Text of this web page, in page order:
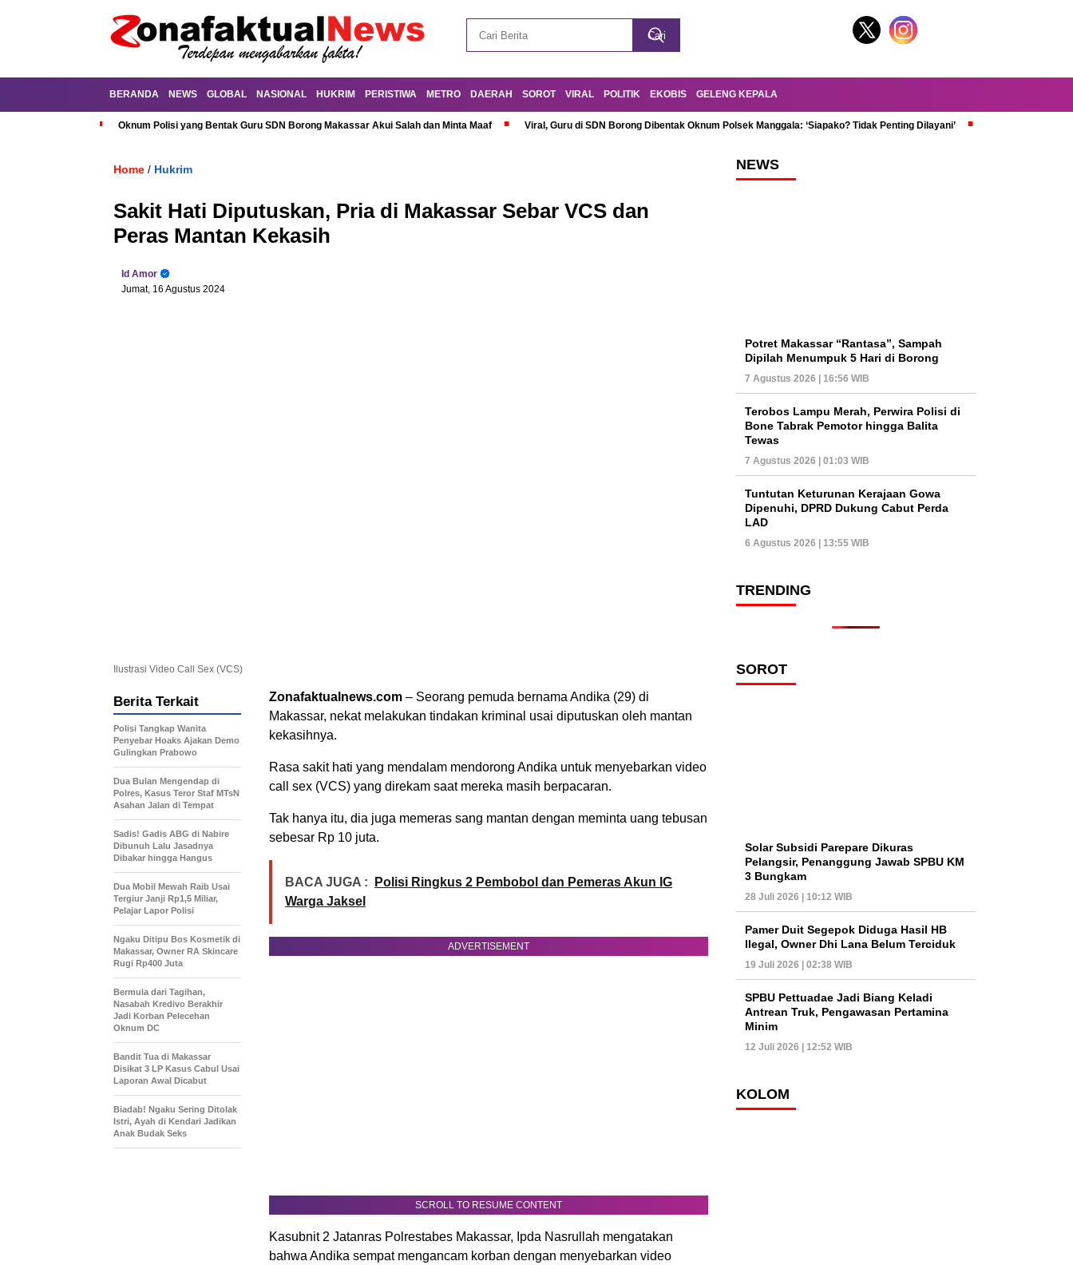
BERANDA NEWS GLOBAL NASIONAL HUKRIM PERISTIWA METRO DAERAH SOROT VIRAL POLITIK EKOBIS GELENG KEPALA
Oknum Polisi yang Bentak Guru SDN Borong Makassar Akui Salah dan Minta Maaf Viral, Guru di SDN Borong Dibentak Oknum Polsek Manggala: ‘Siapako? Tidak Penting Dilayani’
Home / Hukrim
Sakit Hati Diputuskan, Pria di Makassar Sebar VCS dan
Peras Mantan Kekasih
Id Amor
Jumat, 16 Agustus 2024
Ilustrasi Video Call Sex (VCS)
Zonafaktualnews.com – Seorang pemuda bernama Andika (29) di
Makassar, nekat melakukan tindakan kriminal usai diputuskan oleh mantan
kekasihnya.
Rasa sakit hati yang mendalam mendorong Andika untuk menyebarkan video
call sex (VCS) yang direkam saat mereka masih berpacaran.
Tak hanya itu, dia juga memeras sang mantan dengan meminta uang tebusan
sebesar Rp 10 juta.
BACA JUGA :
Polisi Ringkus 2 Pembobol dan Pemeras Akun IG
Warga Jaksel
ADVERTISEMENT
SCROLL TO RESUME CONTENT
Kasubnit 2 Jatanras Polrestabes Makassar, Ipda Nasrullah mengatakan
bahwa Andika sempat mengancam korban dengan menyebarkan video
Berita Terkait
Polisi Tangkap Wanita
Penyebar Hoaks Ajakan Demo
Gulingkan Prabowo
Dua Bulan Mengendap di
Polres, Kasus Teror Staf MTsN
Asahan Jalan di Tempat
Sadis! Gadis ABG di Nabire
Dibunuh Lalu Jasadnya
Dibakar hingga Hangus
Dua Mobil Mewah Raib Usai
Tergiur Janji Rp1,5 Miliar,
Pelajar Lapor Polisi
Ngaku Ditipu Bos Kosmetik di
Makassar, Owner RA Skincare
Rugi Rp400 Juta
Bermula dari Tagihan,
Nasabah Kredivo Berakhir
Jadi Korban Pelecehan
Oknum DC
Bandit Tua di Makassar
Disikat 3 LP Kasus Cabul Usai
Laporan Awal Dicabut
Biadab! Ngaku Sering Ditolak
Istri, Ayah di Kendari Jadikan
Anak Budak Seks
NEWS
Potret Makassar “Rantasa”, Sampah
Dipilah Menumpuk 5 Hari di Borong
7 Agustus 2026 | 16:56 WIB
Terobos Lampu Merah, Perwira Polisi di
Bone Tabrak Pemotor hingga Balita
Tewas
7 Agustus 2026 | 01:03 WIB
Tuntutan Keturunan Kerajaan Gowa
Dipenuhi, DPRD Dukung Cabut Perda
LAD
6 Agustus 2026 | 13:55 WIB
TRENDING
SOROT
Solar Subsidi Parepare Dikuras
Pelangsir, Penanggung Jawab SPBU KM
3 Bungkam
28 Juli 2026 | 10:12 WIB
Pamer Duit Segepok Diduga Hasil HB
Ilegal, Owner Dhi Lana Belum Terciduk
19 Juli 2026 | 02:38 WIB
SPBU Pettuadae Jadi Biang Keladi
Antrean Truk, Pengawasan Pertamina
Minim
12 Juli 2026 | 12:52 WIB
KOLOM